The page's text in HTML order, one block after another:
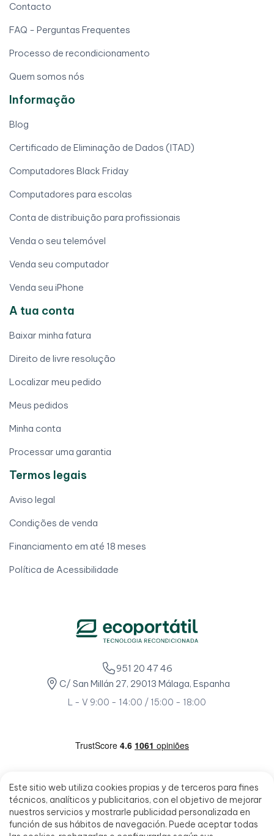
Este sitio web utiliza cookies propias y de terceros para fines
técnicos, analíticos y publicitarios, con el objetivo de mejorar
nuestros servicios y mostrarle publicidad personalizada en
función de sus hábitos de navegación. Puede aceptar todas
Contacto
FAQ - Perguntas Frequentes
Processo de recondicionamento
Quem somos nós
Informação
Blog
Certificado de Eliminação de Dados (ITAD)
Computadores Black Friday
Computadores para escolas
Conta de distribuição para profissionais
Venda o seu telemóvel
Venda seu computador
Venda seu iPhone
A tua conta
Baixar minha fatura
Direito de livre resolução
Localizar meu pedido
Meus pedidos
Minha conta
Processar uma garantia
Termos legais
Aviso legal
Condições de venda
Financiamento em até 18 meses
Política de Acessibilidade
951 20 47 46
C/ San Millán 27, 29013 Málaga, Espanha
L - V 9:00 - 14:00 / 15:00 - 18:00